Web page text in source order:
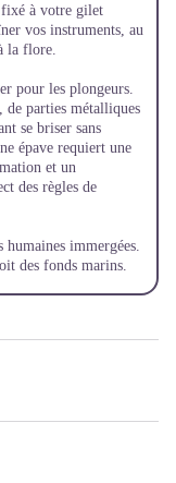
fixé à votre gilet
vos instruments, au
la flore.
pour les plongeurs.
de parties métalliques
se briser sans
épave requiert une
et un
des règles de
immergées.
des fonds marins.